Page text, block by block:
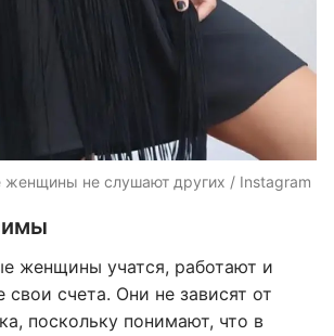
не слушают других / Instagram
женщины учатся, работают и
свои счета. Они не зависят от
поскольку понимают, что в